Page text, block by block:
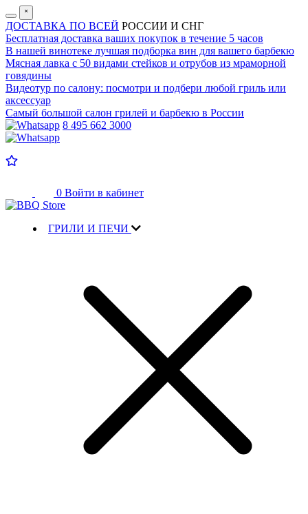
˟
ДОСТАВКА ПО ВСЕЙ РОССИИ И СНГ
Бесплатная доставка ваших покупок в течение 5 часов
В нашей винотеке лучшая подборка вин для вашего барбекю
Мясная лавка с 50 видами стейков и отрубов из мраморной
говядины
Видеотур по салону: посмотри и подбери любой гриль или
аксессуар
Самый большой салон грилей и барбекю в России
8 495 662 3000
0 Войти в кабинет
ГРИЛИ И ПЕЧИ